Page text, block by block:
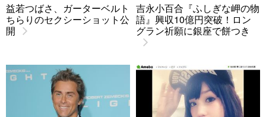
益若つばさ、ガーターベルト
ちらりのセクシーショット公
開
吉永小百合『ふしぎな岬の物
語』興収10億円突破！ロン
グラン祈願に銀座で餅つき